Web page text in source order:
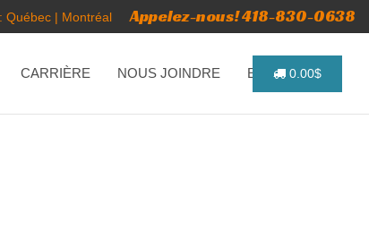
Québec | Montréal Appelez-nous! 418-830-0638
CARRIÈRE NOUS JOINDRE ENGLISH
0.00$